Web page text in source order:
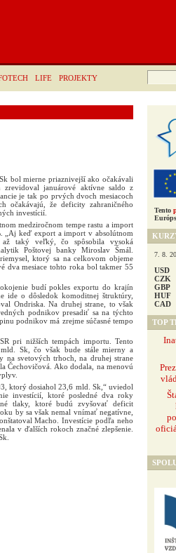
LIFE PROJEKTY
Hľadať:
bol mierne priaznivejší ako očakávali
zrevidoval januárové aktívne saldo z
je tak po prvých dvoch mesiacoch
očakávajú, že deficity zahraničného
investícií.
medziročnom tempe rastu a import
„Aj keď export a import v absolútnom
taký veľký, čo spôsobila vysoká
Poštovej banky Miroslav Šmál.
ktorý sa na celkovom objeme
dva mesiace tohto roka bol takmer 55
budí pokles exportu do krajín
ide o dôsledok komoditnej štruktúry,
Ondriska. Na druhej strane, to však
podnikov presadiť sa na týchto
podnikov má zrejme súčasné tempo
pri nižších tempách importu. Tento
Sk, čo však bude stále mierny a
svetových trhoch, na druhej strane
Čechovičová. Ako dodala, na menovú
ktorý dosiahol 23,6 mld. Sk,“ uviedol
investícií, ktoré posledné dva roky
tlaky, ktoré budú zvyšovať deficit
by sa však nemal vnímať negatívne,
Macho. Investície podľa neho
v ďalších rokoch značné zlepšenie.
Tento
7. 8.
USD
CZK
GBP
HUF
CAD
TOP